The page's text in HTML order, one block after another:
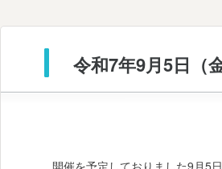
令和7年9月5日（
開催を予定しておりました9月5